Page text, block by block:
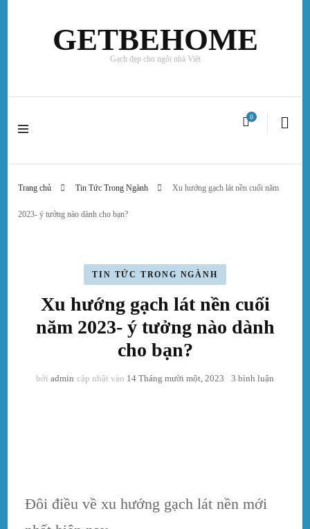
GETBEHOME
Gạch đẹp cho ngôi nhà Việt
0
Trang chủ Tin Tức Trong Ngành Xu hướng gạch lát nền cuối năm
2023- ý tưởng nào dành cho bạn?
TIN TỨC TRONG NGÀNH
Xu hướng gạch lát nền cuối
năm 2023- ý tưởng nào dành
cho bạn?
bởi admin cập nhật vào 14 Tháng mười một, 2023 3 bình luận
Đôi điều về xu hướng gạch lát nền mới